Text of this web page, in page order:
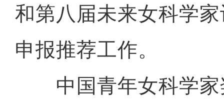
和第八届未来女科学
申报推荐工作。
中国青年女科学家